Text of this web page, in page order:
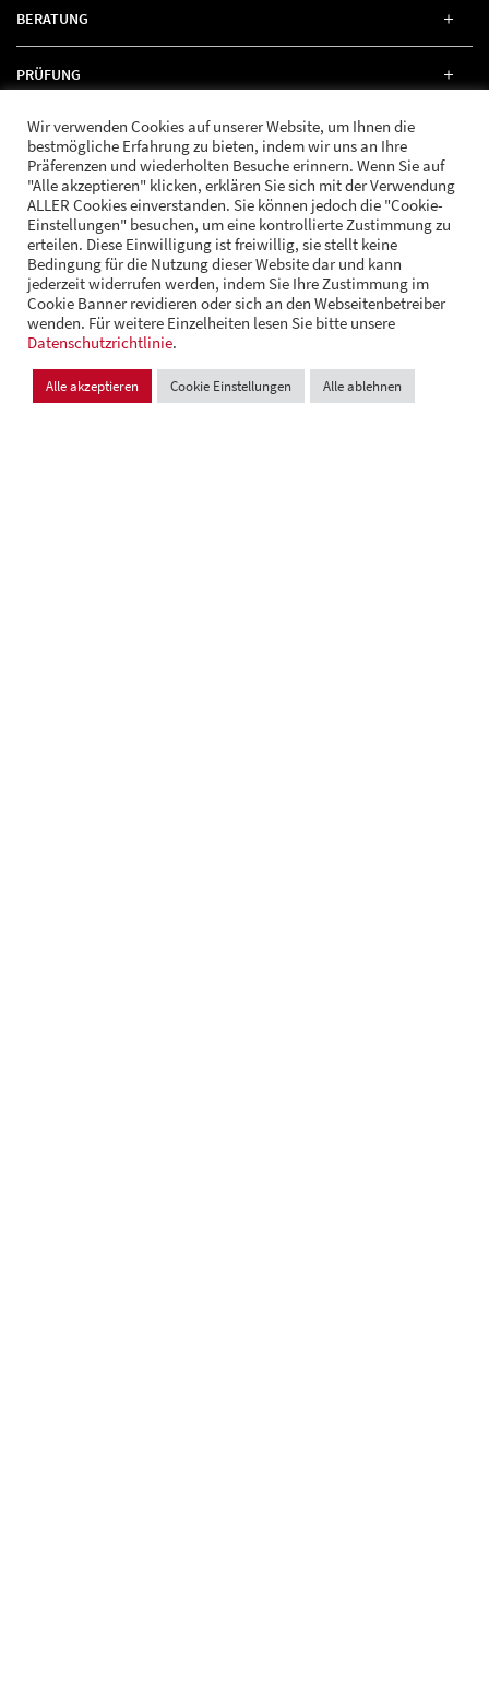
BERATUNG
PRÜFUNG
RECHT
FOLGE UNS
© Andrä Consulting Datenschutz
Cookie Einstellungen
Design und Entwicklung:VI BRAND STUDIOS
Wir verwenden Cookies auf unserer Website, um Ihnen die
bestmögliche Erfahrung zu bieten, indem wir uns an Ihre
Präferenzen und wiederholten Besuche erinnern. Wenn Sie auf
"Alle akzeptieren" klicken, erklären Sie sich mit der Verwendung
ALLER Cookies einverstanden. Sie können jedoch die "Cookie-
Einstellungen" besuchen, um eine kontrollierte Zustimmung zu
erteilen. Diese Einwilligung ist freiwillig, sie stellt keine
Bedingung für die Nutzung dieser Website dar und kann
jederzeit widerrufen werden, indem Sie Ihre Zustimmung im
Cookie Banner revidieren oder sich an den Webseitenbetreiber
wenden. Für weitere Einzelheiten lesen Sie bitte unsere
Datenschutzrichtlinie.
Alle akzeptieren Cookie Einstellungen Alle ablehnen